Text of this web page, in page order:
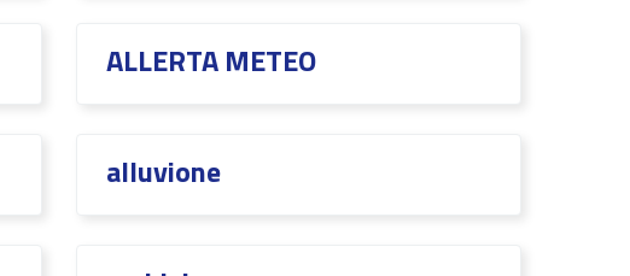
ALLERTA METEO
alluvione